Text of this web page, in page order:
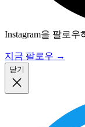
Instagram을 팔로
지금 팔로우 →
닫기